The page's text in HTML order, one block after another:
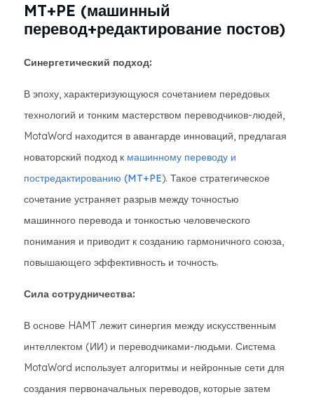
MT+PE (машинный
перевод+редактирование постов)
Синергетический подход:
В эпоху, характеризующуюся сочетанием передовых
технологий и тонким мастерством переводчиков-людей,
MotaWord находится в авангарде инноваций, предлагая
новаторский подход к машинному переводу и
постредактированию (MT+PE). Такое стратегическое
сочетание устраняет разрыв между точностью
машинного перевода и тонкостью человеческого
понимания и приводит к созданию гармоничного союза,
повышающего эффективность и точность.
Сила сотрудничества:
В основе HAMT лежит синергия между искусственным
интеллектом (ИИ) и переводчиками-людьми. Система
MotaWord использует алгоритмы и нейронные сети для
создания первоначальных переводов, которые затем